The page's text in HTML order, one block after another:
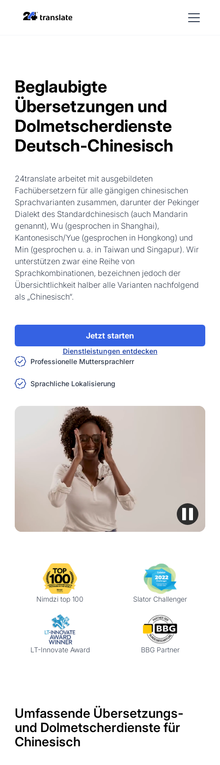
Beglaubigte
Übersetzungen und
Dolmetscherdienste
Deutsch-Chinesisch
24translate arbeitet mit ausgebildeten
Fachübersetzern für alle gängigen chinesischen
Sprachvarianten zusammen, darunter der Pekinger
Dialekt des Standardchinesisch (auch Mandarin
genannt), Wu (gesprochen in Shanghai),
Kantonesisch/Yue (gesprochen in Hongkong) und
Min (gesprochen u. a. in Taiwan und Singapur). Wir
unterstützen zwar eine Reihe von
Sprachkombinationen, bezeichnen jedoch der
Übersichtlichkeit halber alle Varianten nachfolgend
als „Chinesisch“.
Jetzt starten
Dienstleistungen entdecken
Professionelle Muttersprachlerr
Sprachliche Lokalisierung
Nimdzi top 100 Slator Challenger
LT-Innovate Award BBG Partner
Umfassende Übersetzungs-
und Dolmetscherdienste für
Chinesisch